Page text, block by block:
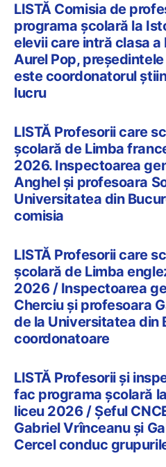
LISTĂ Comisia de
programa școlară la
elevii care intră clasa
Aurel Pop,
este coordonatorul
lucru
LISTĂ Profesorii care
școlară de Limba
2026. Inspectoarea
Anghel și profesoara
Universitatea din
comisia
LISTĂ Profesorii care
școlară de Limba
2026 / Inspectoarea
Cherciu și profesoara
de la Universitatea din
coordonatoare
LISTĂ Profesorii și
fac programa școlară
liceu 2026 / Șeful
Gabriel Vrînceanu și
Cercel conduc